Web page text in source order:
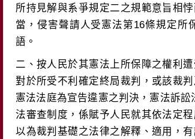
所持見解與系爭規定二之規範意旨相
當，侵害聲請人受憲法第16條規定所
二、按人民於其憲法上所保障之權利
對於所受不利確定終局裁判，或該裁
憲法法庭為宣告違憲之判決，憲法訴
法審查制度，係賦予人民就其依法定
以為裁判基礎之法律之解釋、適用，